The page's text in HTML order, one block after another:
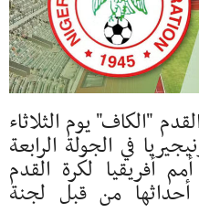
"الكاف" يوم الثلاثاء
في الجولة الرابعة
أفريقيا لكرة القدم
أحداثها من قبل لجنة